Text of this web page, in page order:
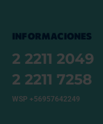
INFORMACIONES
2 2211 2049
2 2211 7258
WSP +56957642249